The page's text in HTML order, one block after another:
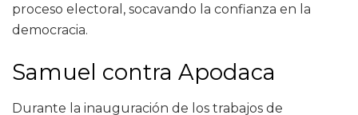
proceso electoral, socavando la confianza en la
democracia.
Samuel contra Apodaca
Durante la inauguración de los trabajos de